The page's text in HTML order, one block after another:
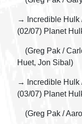
→ Incredible Hulk
(02/07) Planet
(Greg Pak /
Huet, Jon Sibal)
→ Incredible Hulk
(03/07) Planet
(Greg Pak /